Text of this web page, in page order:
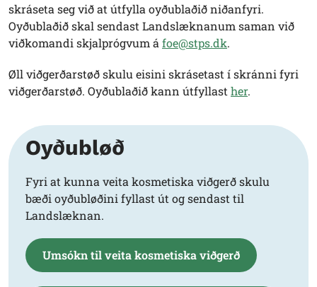
skráseta seg við at útfylla oyðublaðið niðanfyri.
Oyðublaðið skal sendast Landslæknanum saman við
viðkomandi skjalprógvum á foe@stps.dk.
Øll viðgerðarstøð skulu eisini skrásetast í skránni fyri
viðgerðarstøð. Oyðublaðið kann útfyllast her.
Oyðubløð
Fyri at kunna veita kosmetiska viðgerð skulu
bæði oyðubløðini fyllast út og sendast til
Landslæknan.
Umsókn til veita kosmetiska viðgerð